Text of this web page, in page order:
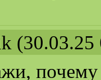
(30.03.25
почему